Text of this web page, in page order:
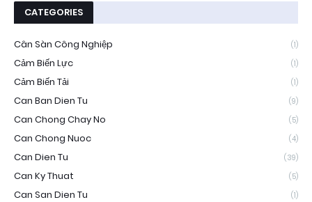
CATEGORIES
Cân Sàn Công Nghiệp (1)
Cảm Biến Lực (1)
Cảm Biến Tải (1)
Can Ban Dien Tu (9)
Can Chong Chay No (5)
Can Chong Nuoc (4)
Can Dien Tu (39)
Can Ky Thuat (5)
Can San Dien Tu (1)